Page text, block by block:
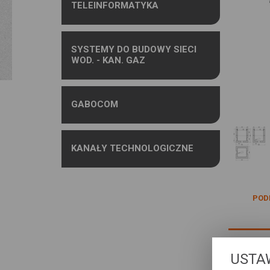
TELEINFORMATYKA
SYSTEMY DO BUDOWY SIECI
WOD. - KAN. GAZ
GABOCOM
KANAŁY TECHNOLOGICZNE
Studnia